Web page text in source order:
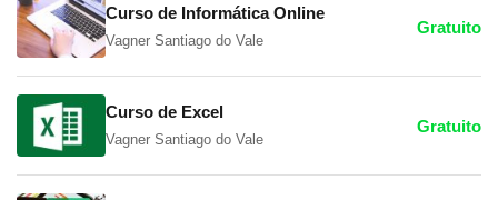
Curso de Informática Online
Vagner Santiago do Vale
Gratuito
Curso de Excel
Vagner Santiago do Vale
Gratuito